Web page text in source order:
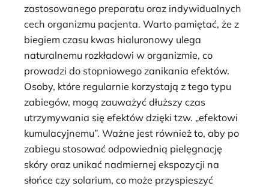
zastosowanego preparatu oraz indywidualnych
cech organizmu pacjenta. Warto pamiętać, że z
biegiem czasu kwas hialuronowy ulega
naturalnemu rozkładowi w organizmie, co
prowadzi do stopniowego zanikania efektów.
Osoby, które regularnie korzystają z tego typu
zabiegów, mogą zauważyć dłuższy czas
utrzymywania się efektów dzięki tzw. „efektowi
kumulacyjnemu”. Ważne jest również to, aby po
zabiegu stosować odpowiednią pielęgnację
skóry oraz unikać nadmiernej ekspozycji na
słońce czy solarium, co może przyspieszyć